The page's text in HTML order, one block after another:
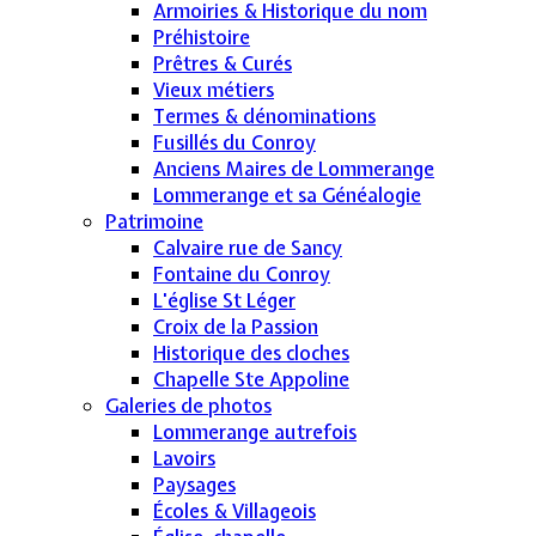
Armoiries & Historique du nom
Préhistoire
Prêtres & Curés
Vieux métiers
Termes & dénominations
Fusillés du Conroy
Anciens Maires de Lommerange
Lommerange et sa Généalogie
Patrimoine
Calvaire rue de Sancy
Fontaine du Conroy
L'église St Léger
Croix de la Passion
Historique des cloches
Chapelle Ste Appoline
Galeries de photos
Lommerange autrefois
Lavoirs
Paysages
Écoles & Villageois